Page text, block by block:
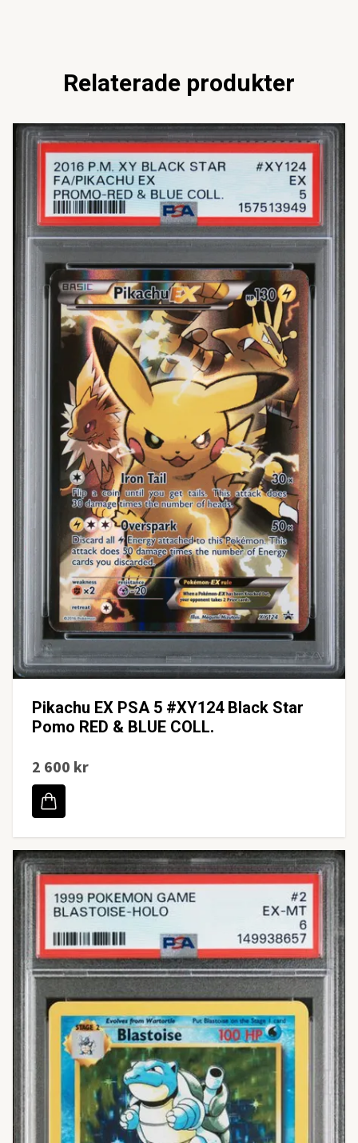
Relaterade produkter
Pikachu EX PSA 5 #XY124 Black Star
Pomo RED & BLUE COLL.
2 600 kr